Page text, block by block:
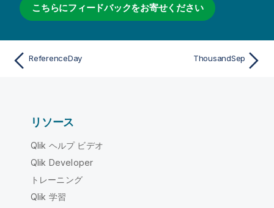
こちらにフィードバックをお寄せください
ReferenceDay ThousandSep
リソース
Qlik ヘルプ ビデオ
Qlik Developer
トレーニング
Qlik 学習